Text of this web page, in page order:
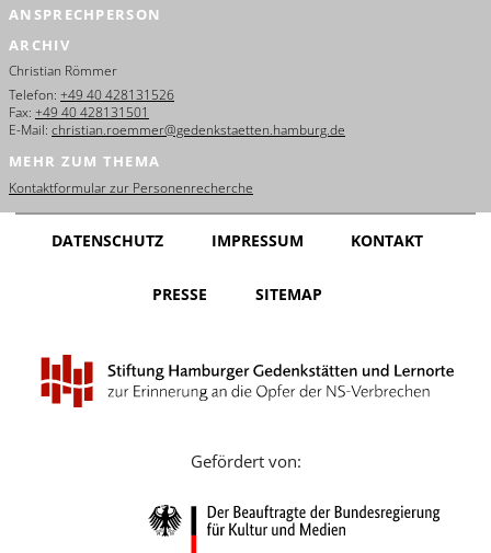
Français
Dansk
Español
Nederlands
Português
Русский
ANSPRECHPERSON
ARCHIV
Christian Römmer
Telefon: +49 40 428131526
Fax: +49 40 428131501
E-Mail: christian.roemmer@gedenkstaetten.hamburg.de
MEHR ZUM THEMA
Kontaktformular zur Personenrecherche
DATENSCHUTZ IMPRESSUM KONTAKT
PRESSE SITEMAP
Gefördert von: